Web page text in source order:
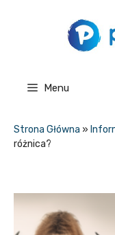
Menu
Strona Główna »
różnica?